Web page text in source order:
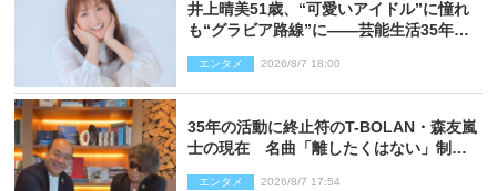
井上晴美51歳、“可愛いアイドル”に憧れ
も“グラビア路線”に――芸能生活35年を
エンタメ 2026/8/7 18:00
35年の活動に終止符のT-BOLAN・森友嵐
士の現在 名曲「離したくはない」制作
エンタメ 2026/8/7 17:54